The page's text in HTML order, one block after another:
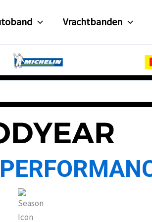
Vrachtbanden